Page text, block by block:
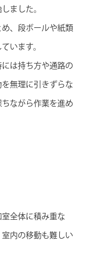
ました。
、段ボールや紙類
います。
は持ち方や通路の
無理に引きずらな
ながら作業を進め
全体に積み重な
内の移動も難しい